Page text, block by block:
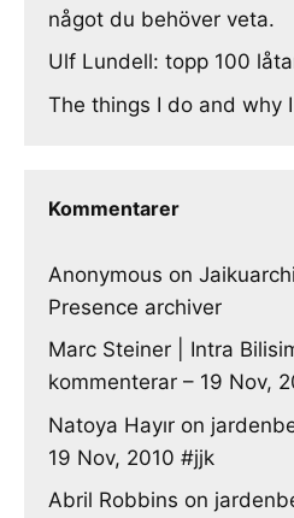
något du behöver veta.
Ulf Lundell: topp 100
The things I do and why
Kommentarer
Anonymous on
Presence archiver
Marc Steiner | Intra
kommenterar – 19 Nov,
Natoya Hayır on
19 Nov, 2010 #jjk
Abril Robbins on